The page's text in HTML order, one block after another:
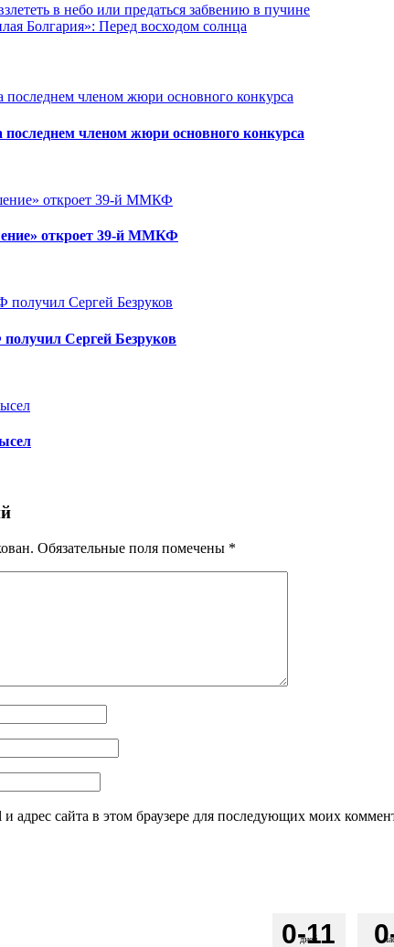
в небо или предаться забвению в пучине
Болгария»: Перед восходом солнца
членом жюри основного конкурса
откроет 39-й ММКФ
Сергей Безруков
Обязательные поля помечены *
адрес сайта в этом браузере для последующих моих
дней
0-11
0